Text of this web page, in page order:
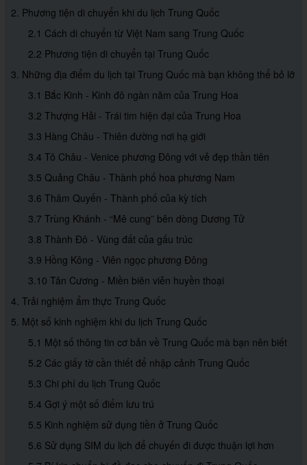
2. Phương tiện di chuyển khi du lịch Trung Quốc
2.1 Cách di chuyển từ Việt Nam sang Trung Quốc
2.2 Phương tiện di chuyển tại Trung Quốc
3. Những địa điểm du lịch tại Trung Quốc mà bạn không thể bỏ lỡ
3.1 Bắc Kinh - Kinh đô ngàn năm của Trung Hoa
3.2 Thượng Hải - Trái tim hiện đại của Trung Hoa
3.3 Hàng Châu - Thiên đường nơi hạ giới
3.4 Tô Châu - Venice phương Đông với vẻ đẹp thần tiên
3.5 Quảng Châu - Thành phố hoa phương Nam
3.6 Thâm Quyến - Thành phố của kỳ tích
3.7 Trùng Khánh - “Mê cung” bên dòng Dương Tử
3.8 Thành Đô - Vùng đất của gấu trúc
3.9 Hồng Kông - Viên ngọc phương Đông
3.10 Tân Cương - Miền biên viễn huyền thoại
4. Trải nghiệm ẩm thực Trung Quốc
5. Một số kinh nghiệm khi du lịch Trung Quốc
5.1 Một số thông tin cơ bản về Trung Quốc mà bạn nên biết
5.2 Các giấy tờ cần thiết để nhập cảnh Trung Quốc
5.3 Chi phí du lịch Trung Quốc
5.4 Gợi ý một số điểm lưu trú
5.5 Kinh nghiệm sử dụng tiền ở Trung Quốc
5.6 Sử dụng SIM du lịch để chuyến đi được thuận lợi hơn